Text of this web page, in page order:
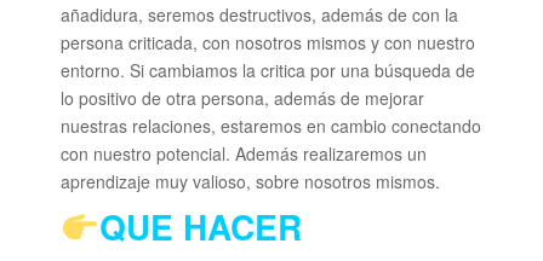
añadidura, seremos destructivos, además de con la
persona criticada, con nosotros mismos y con nuestro
entorno. Si cambiamos la critica por una búsqueda de
lo positivo de otra persona, además de mejorar
nuestras relaciones, estaremos en cambio conectando
con nuestro potencial. Además realizaremos un
aprendizaje muy valioso, sobre nosotros mismos.
QUE HACER